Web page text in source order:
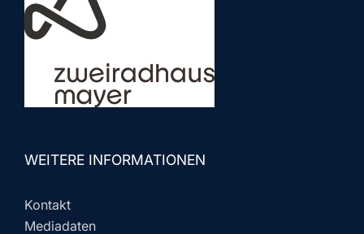
WEITERE INFORMATIONEN
Kontakt
Mediadaten